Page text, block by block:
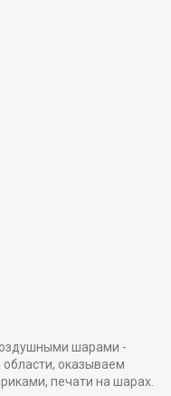
шарами -
оказываем
печати на шарах.